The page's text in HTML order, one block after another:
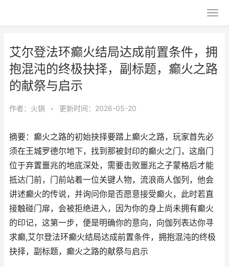
艾尔登法环癫火结局达成前置条件，拥
抱混沌的终极抉择，副标题，癫火之路
的献祭与启示
作者： 火锅 • 更新时间：2026-05-20
摘要：癫火之路的初始抉择要踏上癫火之路，玩家首先必
须在王城罗德尔地下，找到那被封印的癫火之门，这扇门
位于弃置噩兆的地底深处，需要击败噩兆之子蒙格后才能
抵达门前，门前站着一位关键人物，流浪商人伽列，他会
讲述癫火的传说，并询问你是否愿意接受癫火，此时若直
接触碰门扉，会被拒绝进入，因为你的身上尚未拥有癫火
的印记，这第一步，便是明确你的意向，向伽列表达你寻
求癫,艾尔登法环癫火结局达成前置条件，拥抱混沌的终极
抉择，副标题，癫火之路的献祭与启示